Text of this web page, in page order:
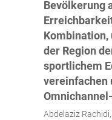
Bevölkerung
Kombination,
der Region
sportlichem
vereinfachen
Abdelaziz